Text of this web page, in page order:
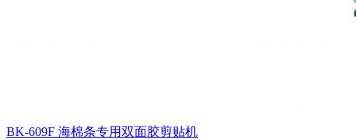
BK-609F 海棉条专用双面胶剪贴机